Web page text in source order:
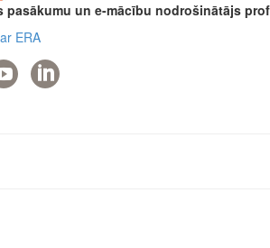
pasākumu un e-mācību nodrošinātājs
ERA